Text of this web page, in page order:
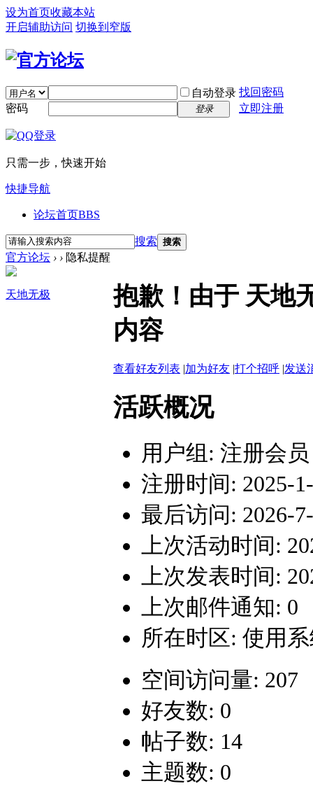
设为首页收藏本站
开启辅助访问 切换到窄版
自动登录 找回密码
密码
登录 立即注册
只需一步，快速开始
快捷导航
论坛首页BBS
搜索 搜索
官方论坛 › › 隐私提醒
天地无极
抱歉！由于 天地
内容
查看好友列表 |加为好友 |打个招呼 |发送
活跃概况
用户组: 注册会员
注册时间: 2025-
最后访问: 2026-
上次活动时间:
上次发表时间:
上次邮件通知: 0
所在时区: 使用
空间访问量: 207
好友数: 0
帖子数: 14
主题数: 0